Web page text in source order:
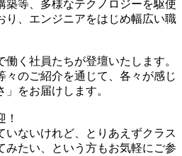
築等、多様なテクノロジーを駆使
り、エンジニアをはじめ幅広い職
く社員たちが登壇いたします。
々のご紹介を通じて、各々が感じ
をお届けします。
いないけれど、とりあえずクラス
みたい、という方もお気軽にご参